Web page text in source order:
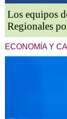
Los equipos
Regionales
ECONOMÍA Y